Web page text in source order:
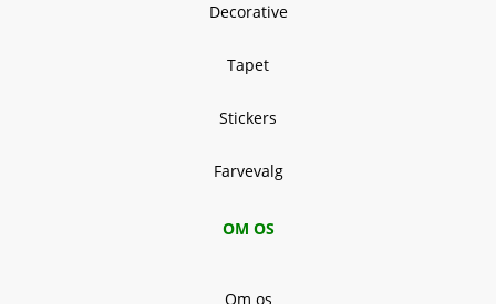
Decorative
Tapet
Stickers
Farvevalg
OM OS
Om os